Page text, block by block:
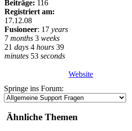
Beiträge: 116
Registriert am:
17.12.08
Fusioneer: 17 years
7 months 3 weeks
21 days 4 hours 39
minutes 53 seconds
Website
Springe ins Forum:
Ähnliche Themen